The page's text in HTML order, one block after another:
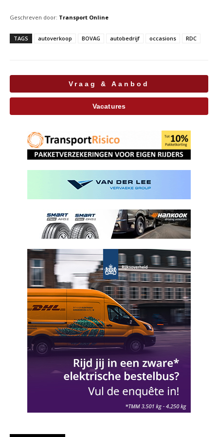
Geschreven door: Transport Online
TAGS autoverkoop BOVAG autobedrijf occasions RDC
Vraag & Aanbod
Vacatures